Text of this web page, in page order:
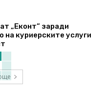
„Еконт“ заради
на куриерските услуги